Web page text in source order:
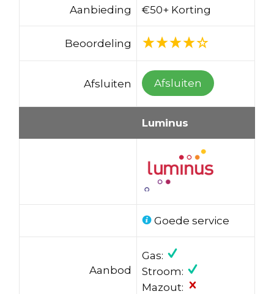
Aanbieding €50+ Korting
Beoordeling
Afsluiten Afsluiten
Luminus
Goede service
Aanbod
Gas:
Stroom:
Mazout: